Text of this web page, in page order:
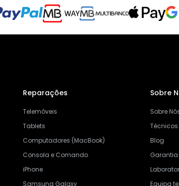
Reparações
Telemóveis
Tablets
Computadores (MacBook)
Consola e Comando
iPhone
Samsung Galaxy
Sobre
Sobre
Blog
Garantia
Equipa